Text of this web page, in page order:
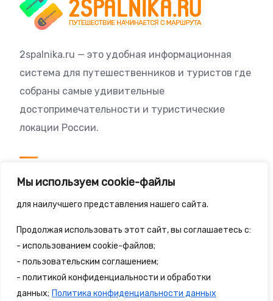
Мы используем cookie-файлы
для наилучшего представления нашего сайта.
Продолжая использовать этот сайт, вы соглашаетесь с:
- использованием cookie-файлов;
- пользовательским соглашением;
- политикой конфиденциальности и обработки
данных; Политика конфиденциальности данных
2spalnika.ru — это удобная информационная
система для путешественников и туристов где
собраны самые удивительные
достопримечательности и туристические
локации России.
© 2025 - 2spalnika.ru Все права защищены.